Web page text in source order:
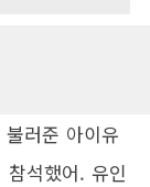
러준 아이유
석했어. 유인